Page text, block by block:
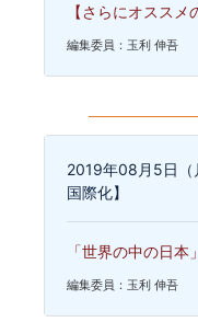
【さらにオススメ
編集委員：玉利 伸吾
2019年08月5日
国際化】
「世界の中の日
編集委員：玉利 伸吾